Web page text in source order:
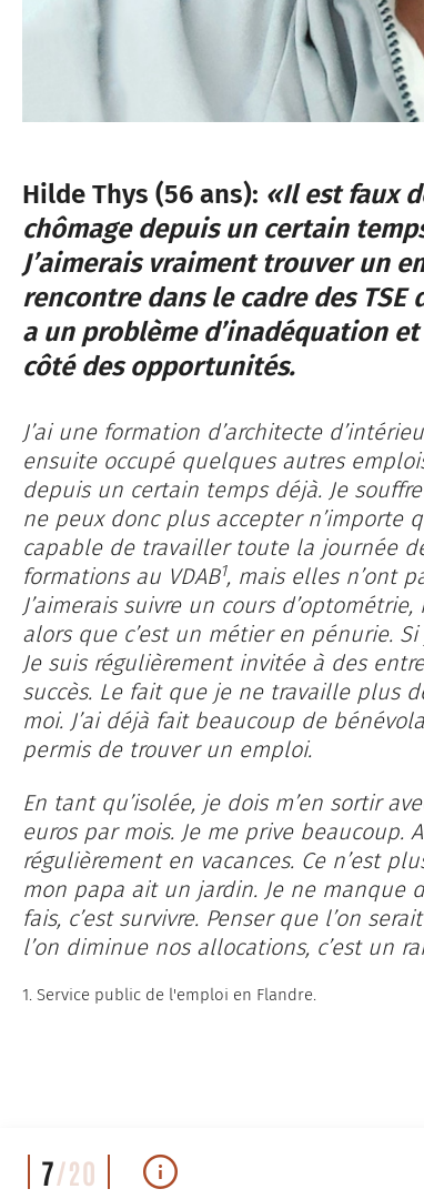
Hilde Thys (56 ans): «Il est faux
chômage depuis un certain
J’aimerais vraiment trouver un
rencontre dans le cadre des TSE
a un problème d’inadéquation
côté des opportunités.
J’ai une formation d’architecte
ensuite occupé quelques autres
depuis un certain temps déjà. Je
ne peux donc plus accepter n’importe
capable de travailler toute la journée
formations au VDAB1, mais elles n’ont
J’aimerais suivre un cours
alors que c’est un métier en pénurie.
Je suis régulièrement invitée à des
succès. Le fait que je ne travaille plus
moi. J’ai déjà fait beaucoup de
permis de trouver un emploi.
En tant qu’isolée, je dois m’en sortir
euros par mois. Je me prive beaucoup.
régulièrement en vacances. Ce n’est
mon papa ait un jardin. Je ne manque
fais, c’est survivre. Penser que l’on
l’on diminue nos allocations, c’est un
1. Service public de l'emploi en Flandre.
7/20